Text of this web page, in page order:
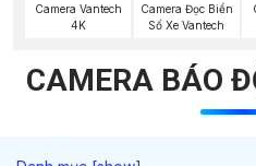
Camera Vantech
4K
Camera Đọc Biển
Số Xe Vantech
CAMERA BÁO